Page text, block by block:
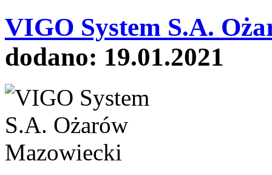
VIGO System S.A.
dodano: 19.01.2021